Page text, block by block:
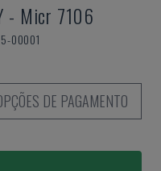
- Micr 7106
00001
DE PAGAMENTO